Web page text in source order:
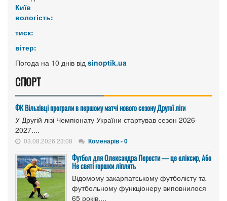
Київ
вологість:
тиск:
вітер:
Погода на 10 днів від sinoptik.ua
СПОРТ
ФК Вільхівці програли в першому матчі нового сезону Другої ліги
У Другій лізі Чемпіонату України стартував сезон 2026-
2027....
03.08.2026 23:08 Коменарів - 0
Футбол для Олександра Перести — це еліксир, Або
Не святі горшки ліплять
Відомому закарпатському футболісту та
футбольному функціонеру виповнилося
65 років....